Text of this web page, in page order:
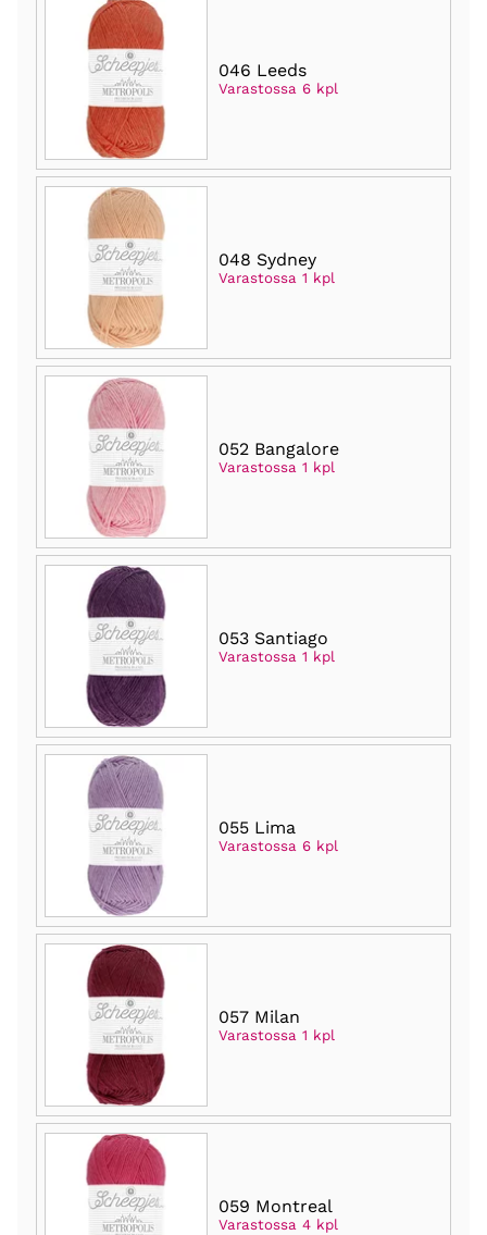
046 Leeds
Varastossa 6 kpl
048 Sydney
Varastossa 1 kpl
052 Bangalore
Varastossa 1 kpl
053 Santiago
Varastossa 1 kpl
055 Lima
Varastossa 6 kpl
057 Milan
Varastossa 1 kpl
059 Montreal
Varastossa 4 kpl